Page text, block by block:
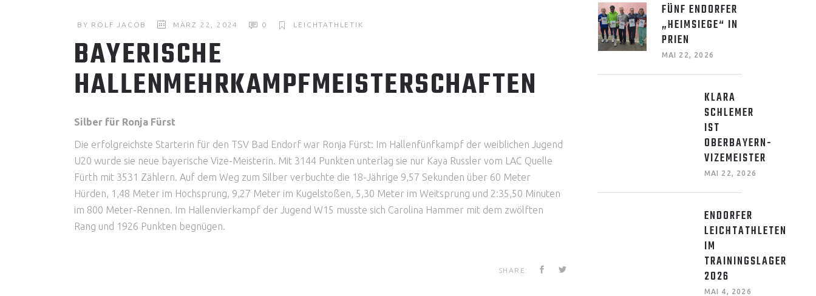
BY ROLF JACOB MÄRZ 22, 2024 0 LEICHTATHLETIK
BAYERISCHE
HALLENMEHRKAMPFMEISTERSCHAFTEN
Silber für Ronja Fürst
Die erfolgreichste Starterin für den TSV Bad Endorf war Ronja Fürst: Im Hallenfünfkampf der weiblichen Jugend
U20 wurde sie neue bayerische Vize-Meisterin. Mit 3144 Punkten unterlag sie nur Kaya Russler vom LAC Quelle
Fürth mit 3531 Zählern. Auf dem Weg zum Silber verbuchte die 18-Jährige 9,57 Sekunden über 60 Meter
Hürden, 1,48 Meter im Hochsprung, 9,27 Meter im Kugelstoßen, 5,30 Meter im Weitsprung und 2:35,50 Minuten
im 800 Meter-Rennen. Im Hallenvierkampf der Jugend W15 musste sich Carolina Hammer mit dem zwölften
Rang und 1926 Punkten begnügen.
SHARE:
FÜNF ENDORFER
„HEIMSIEGE“ IN
PRIEN
MAI 22, 2026
KLARA
SCHLEMER
IST
OBERBAYERN-
VIZEMEISTER
MAI 22, 2026
ENDORFER
LEICHTATHLETEN
IM
TRAININGSLAGER
2026
MAI 4, 2026